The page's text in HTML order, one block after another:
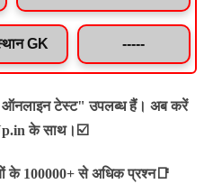
GK -----
टेस्ट" उपलब्ध हैं। अब करें
के साथ।☑️
के 100000+ से अधिक प्रश्न📑